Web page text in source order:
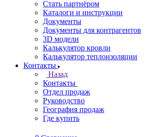
Стать партнёром
Каталоги и инструкции
Документы
Документы для контрагентов
3D модели
Калькулятор кровли
Калькулятор теплоизоляции
Контакты
Назад
Контакты
Отдел продаж
Руководство
География продаж
Где купить